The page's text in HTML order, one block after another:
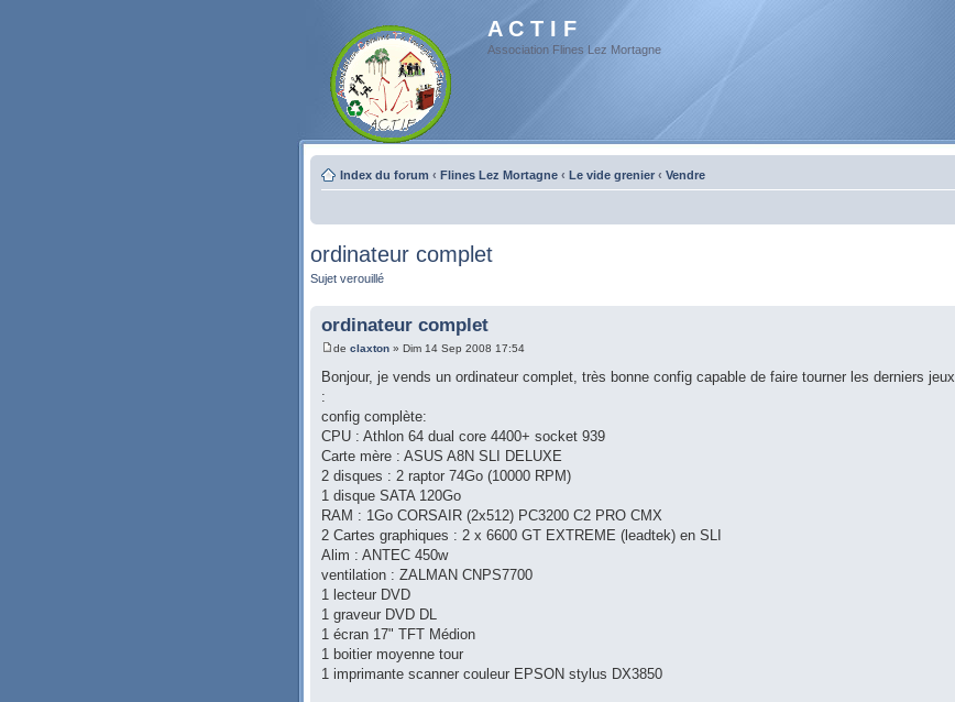
A C T I F
Association Flines Lez Mortagne
Index du forum ‹ Flines Lez Mortagne ‹ Le vide grenier ‹ Vendre
ordinateur complet
Sujet verouillé
ordinateur complet
de claxton » Dim 14 Sep 2008 17:54
Bonjour, je vends un ordinateur complet, très bonne config capable de faire tourner les derniers jeux
:
config complète:
CPU : Athlon 64 dual core 4400+ socket 939
Carte mère : ASUS A8N SLI DELUXE
2 disques : 2 raptor 74Go (10000 RPM)
1 disque SATA 120Go
RAM : 1Go CORSAIR (2x512) PC3200 C2 PRO CMX
2 Cartes graphiques : 2 x 6600 GT EXTREME (leadtek) en SLI
Alim : ANTEC 450w
ventilation : ZALMAN CNPS7700
1 lecteur DVD
1 graveur DVD DL
1 écran 17" TFT Médion
1 boitier moyenne tour
1 imprimante scanner couleur EPSON stylus DX3850